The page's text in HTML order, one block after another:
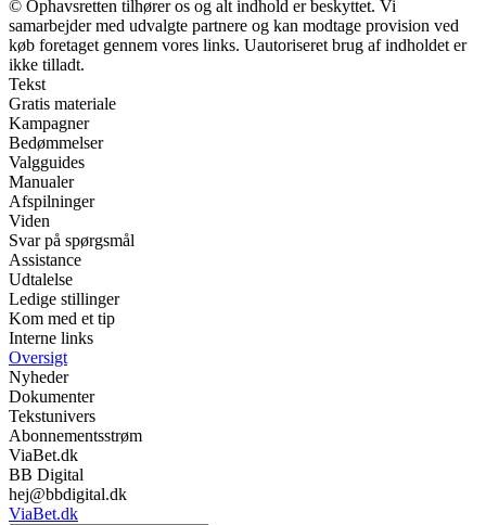
© Ophavsretten tilhører os og alt indhold er beskyttet. Vi
samarbejder med udvalgte partnere og kan modtage provision ved
køb foretaget gennem vores links. Uautoriseret brug af indholdet er
ikke tilladt.
Tekst
Gratis materiale
Kampagner
Bedømmelser
Valgguides
Manualer
Afspilninger
Viden
Svar på spørgsmål
Assistance
Udtalelse
Ledige stillinger
Kom med et tip
Interne links
Oversigt
Nyheder
Dokumenter
Tekstunivers
Abonnementsstrøm
ViaBet.dk
BB Digital
hej@bbdigital.dk
ViaBet.dk